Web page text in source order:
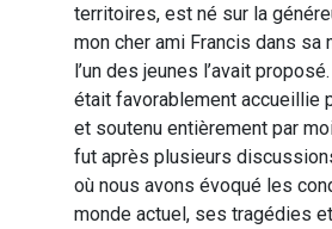
territoires, est né sur la
mon cher ami Francis dans sa
l’un des jeunes l’avait
était favorablement accueillie
et soutenu entièrement par
fut après plusieurs
où nous avons évoqué les
monde actuel, ses tragédies